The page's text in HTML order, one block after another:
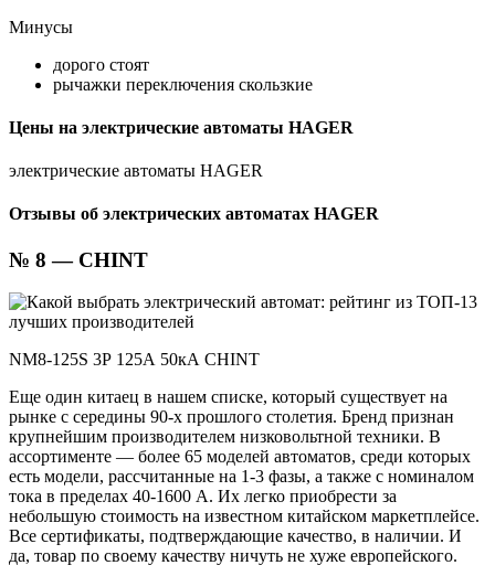
Минусы
дорого стоят
рычажки переключения скользкие
Цены на электрические автоматы HAGER
электрические автоматы HAGER
Отзывы об электрических автоматах HAGER
№ 8 — CHINT
NM8-125S 3Р 125А 50кА CHINT
Еще один китаец в нашем списке, который существует на
рынке с середины 90-х прошлого столетия. Бренд признан
крупнейшим производителем низковольтной техники. В
ассортименте — более 65 моделей автоматов, среди которых
есть модели, рассчитанные на 1-3 фазы, а также с номиналом
тока в пределах 40-1600 А. Их легко приобрести за
небольшую стоимость на известном китайском маркетплейсе.
Все сертификаты, подтверждающие качество, в наличии. И
да, товар по своему качеству ничуть не хуже европейского.